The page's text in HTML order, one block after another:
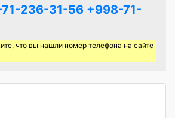
236-31-56 +998-71-
что вы нашли номер телефона на сайте